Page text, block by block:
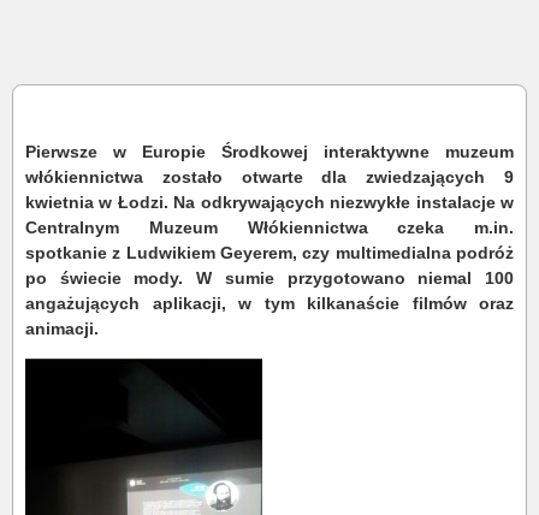
Pierwsze w Europie Środkowej interaktywne muzeum
włókiennictwa zostało otwarte dla zwiedzających 9
kwietnia w Łodzi. Na odkrywających niezwykłe instalacje w
Centralnym Muzeum Włókiennictwa czeka m.in.
spotkanie z Ludwikiem Geyerem, czy multimedialna podróż
po świecie mody. W sumie przygotowano niemal 100
angażujących aplikacji, w tym kilkanaście filmów oraz
animacji.